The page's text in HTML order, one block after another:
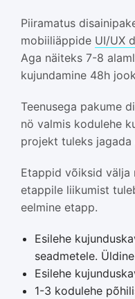
Piiramatus
mobiiliäppide UI/UX
Aga näiteks 7-8
kujundamine 48h
Teenusega pakume
nö valmis kodulehe
projekt tuleks jagada
Etappid võiksid välja
etappile liikumist
eelmine etapp.
Esilehe
seadmetele.
Esilehe
1-3 kodulehe